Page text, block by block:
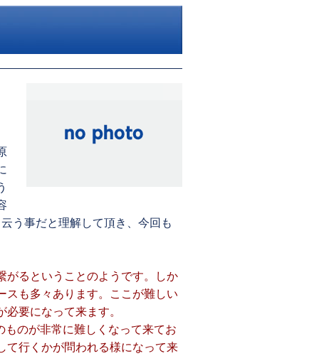
う事だと理解して頂き、今回も
がるということのようです。しか
スも多々あります。ここが難しい
必要になって来ます。
のが非常に難しくなって来てお
て行くかが問われる様になって来